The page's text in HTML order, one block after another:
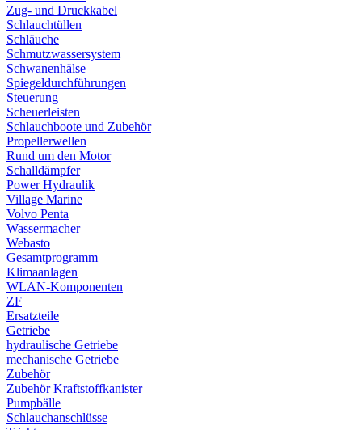
Zug- und Druckkabel
Schlauchtüllen
Schläuche
Schmutzwassersystem
Schwanenhälse
Spiegeldurchführungen
Steuerung
Scheuerleisten
Schlauchboote und Zubehör
Propellerwellen
Rund um den Motor
Schalldämpfer
Power Hydraulik
Village Marine
Volvo Penta
Wassermacher
Webasto
Gesamtprogramm
Klimaanlagen
WLAN-Komponenten
ZF
Ersatzteile
Getriebe
hydraulische Getriebe
mechanische Getriebe
Zubehör
Zubehör Kraftstoffkanister
Pumpbälle
Schlauchanschlüsse